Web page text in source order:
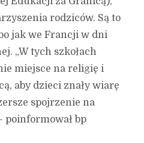
rodziców. Są to
jak we Francji w dni
„W tych szkołach
miejsce na religię i
aby dzieci znały wiarę
spojrzenie na
poinformował bp